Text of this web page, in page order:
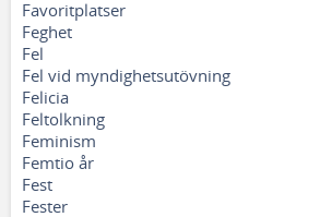
Favoritplatser
Feghet
Fel
Fel vid myndighetsutövning
Felicia
Feltolkning
Feminism
Femtio år
Fest
Fester